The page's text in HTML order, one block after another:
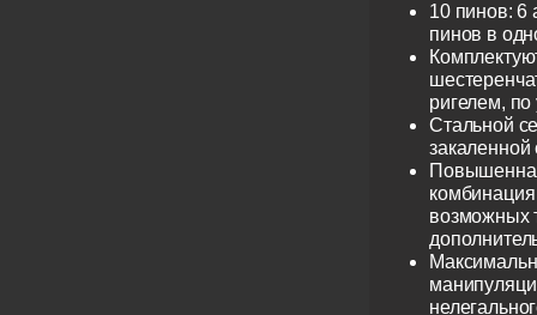
10 пинов: 6
пинов в
ригелем,
Стальной
закаленной
возможных